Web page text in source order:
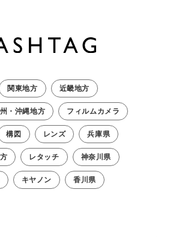
関東地方 近畿地方
・沖縄地方 フィルムカメラ
構図 レンズ 兵庫県
レタッチ 神奈川県
キヤノン 香川県